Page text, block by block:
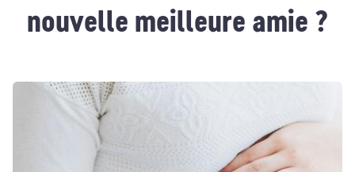
nouvelle meilleure amie ?